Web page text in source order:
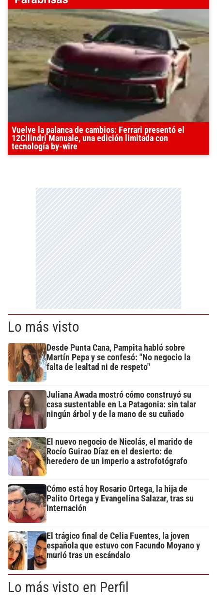
Vuelve la palanca de cambios: Ferrari presentó el
12Cilindri Manuale, una edición limitada con
tecnología by-wire
Lo más visto
Desde Punta Cana, Pampita habló sobre
Martín Pepa y se confesó: "No negocio la
falta de lealtad ni de respeto"
Juliana Awada mostró cómo construyó su
casa sustentable en La Patagonia: sin talar
ningún árbol y de la mano de su cuñado
El nuevo negocio de Nicolás, el marido de
Rocío Guirao Díaz en el desierto: de
heredero de un imperio a astrofotógrafo
Cómo está hoy Rosario Ortega, la hija de
Palito Ortega y Evangelina Salazar, tras su
internación
El trágico final de Celia Fuentes, la joven
española que estuvo con Facundo Moyano y
murió tras un escándalo
Lo más visto en Perfil